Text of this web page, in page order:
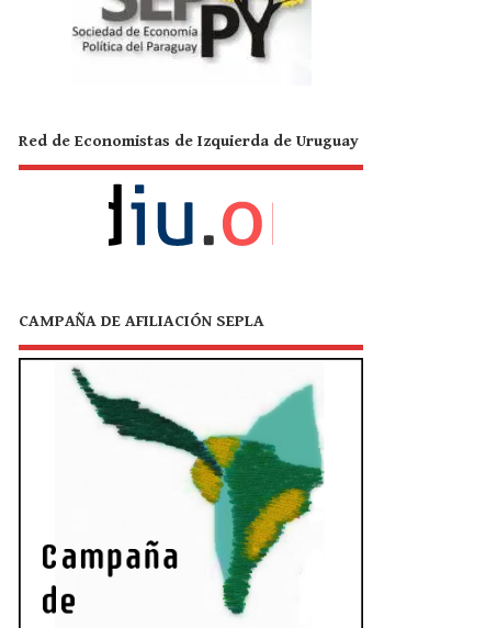
Red de Economistas de Izquierda de Uruguay
CAMPAÑA DE AFILIACIÓN SEPLA